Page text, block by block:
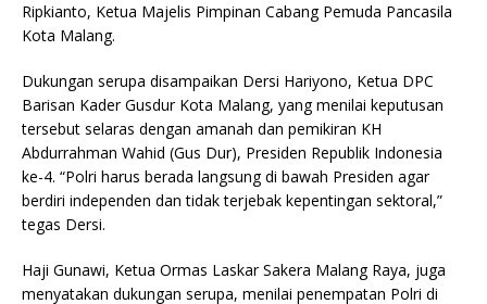
Ripkianto, Ketua Majelis Pimpinan Cabang Pemuda Pancasila
Kota Malang.
Dukungan serupa disampaikan Dersi Hariyono, Ketua DPC
Barisan Kader Gusdur Kota Malang, yang menilai keputusan
tersebut selaras dengan amanah dan pemikiran KH
Abdurrahman Wahid (Gus Dur), Presiden Republik Indonesia
ke-4. “Polri harus berada langsung di bawah Presiden agar
berdiri independen dan tidak terjebak kepentingan sektoral,”
tegas Dersi.
Haji Gunawi, Ketua Ormas Laskar Sakera Malang Raya, juga
menyatakan dukungan serupa, menilai penempatan Polri di